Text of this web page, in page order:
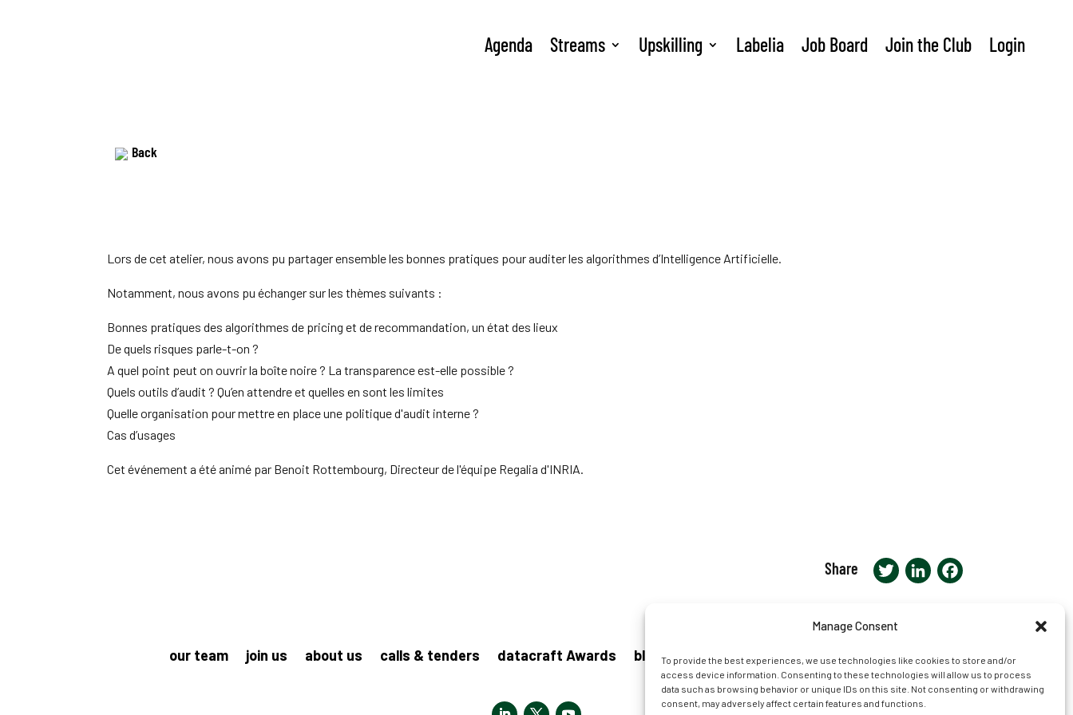
Manage Consent
To provide the best experiences, we use technologies like cookies to store and/or
access device information. Consenting to these technologies will allow us to process
data such as browsing behavior or unique IDs on this site. Not consenting or withdrawing
consent, may adversely affect certain features and functions.
Agenda Streams Upskilling Labelia Job Board Join the Club Login
Back
Lors de cet atelier, nous avons pu partager ensemble les bonnes pratiques pour auditer les algorithmes d’Intelligence Artificielle.
Notamment, nous avons pu échanger sur les thèmes suivants :
Bonnes pratiques des algorithmes de pricing et de recommandation, un état des lieux
De quels risques parle-t-on ?
A quel point peut on ouvrir la boîte noire ? La transparence est-elle possible ?
Quels outils d’audit ? Qu’en attendre et quelles en sont les limites
Quelle organisation pour mettre en place une politique d'audit interne ?
Cas d’usages
Cet événement a été animé par Benoit Rottembourg, Directeur de l'équipe Regalia d'INRIA.
Share TwitterLinkedIn
our team join us about us calls & tenders datacraft Awards blog press news legal contact us